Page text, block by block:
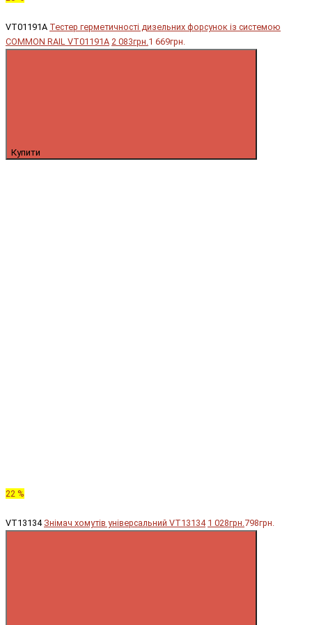
VT01191A Тестер герметичності дизельних форсунок із системою
COMMON RAIL VT01191A 2 083грн.1 669грн.
Купити
22 %
VT13134 Знімач хомутів універсальний VT13134 1 028грн.798грн.